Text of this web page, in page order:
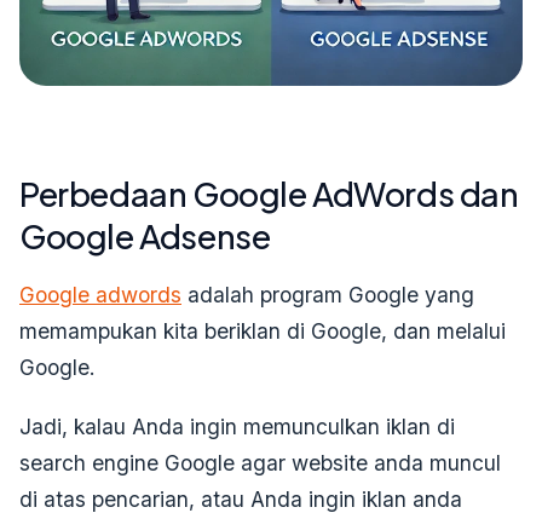
Perbedaan Google AdWords dan
Google Adsense
Google adwords adalah program Google yang
memampukan kita beriklan di Google, dan melalui
Google.
Jadi, kalau Anda ingin memunculkan iklan di
search engine Google agar website anda muncul
di atas pencarian, atau Anda ingin iklan anda